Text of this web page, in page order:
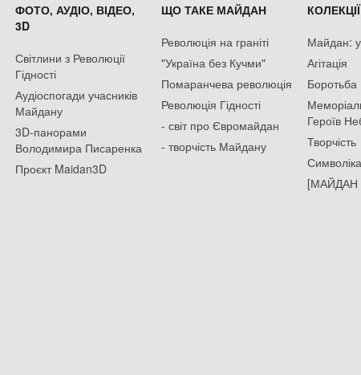
ФОТО, АУДІО, ВІДЕО,
3D
Світлини з Революції
Гідності
Аудіоспогади учасників
Майдану
3D-панорами
Володимира Писаренка
Проєкт Maidan3D
ЩО ТАКЕ МАЙДАН
Революція на граніті
"Україна без Кучми"
Помаранчева революція
Революція Гідності
- світ про Євромайдан
- творчість Майдану
КОЛЕКЦІЇ
Майдан:
Агітація
Боротьба
Героїв
Творчість
Символіка
[МАЙДАН